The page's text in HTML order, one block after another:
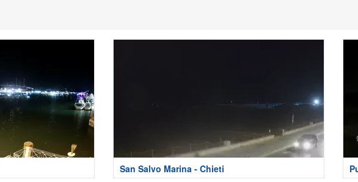
San Salvo Marina - Chieti